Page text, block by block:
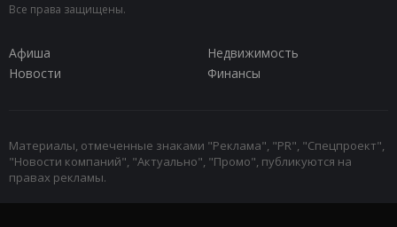
Все права защищены.
Афиша
Недвижимость
Новости
Финансы
Материалы, отмеченные знаками "Реклама", "PR", "Спецпроект",
"Новости компаний", "Актуально", "Промо", публикуются на
правах рекламы.